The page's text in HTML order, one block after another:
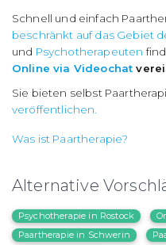
Schnell und einfach
beschränkt auf das Gebiet
und Psychotherapeuten
Online via Videochat
Sie bieten selbst
veröffentlichen.
Was ist Paartherapie?
Alternative
Psychotherapie in Rostock
Paartherapie in Schwerin